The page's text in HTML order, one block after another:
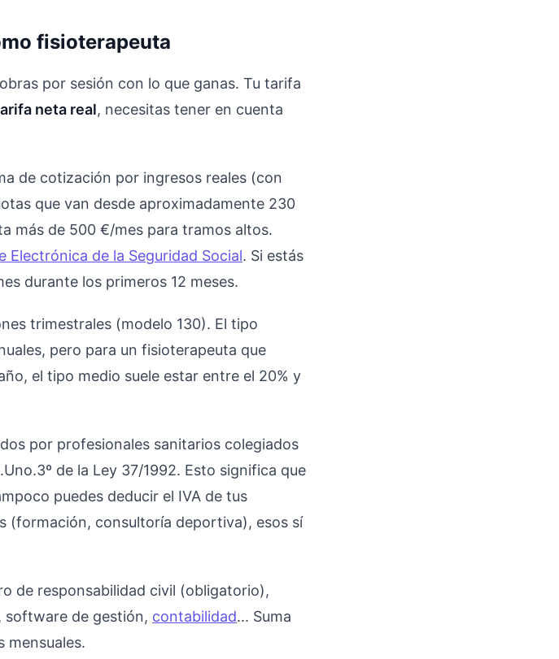
fisioterapeuta
por sesión con lo que ganas. Tu tarifa
neta real, necesitas tener en cuenta
de cotización por ingresos reales (con
que van desde aproximadamente 230
más de 500 €/mes para tramos altos.
Electrónica de la Seguridad Social. Si estás
durante los primeros 12 meses.
trimestrales (modelo 130). El tipo
pero para un fisioterapeuta que
el tipo medio suele estar entre el 20% y
por profesionales sanitarios colegiados
de la Ley 37/1992. Esto significa que
puedes deducir el IVA de tus
(formación, consultoría deportiva), esos sí
de responsabilidad civil (obligatorio),
software de gestión, contabilidad... Suma
mensuales.